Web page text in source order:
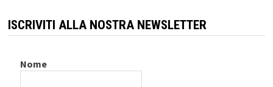
ISCRIVITI ALLA NOSTRA NEWSLETTER
Nome